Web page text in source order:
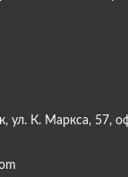
ул. К. Маркса, 57,